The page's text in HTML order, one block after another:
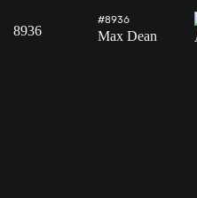
8936
#8936
Max Dean